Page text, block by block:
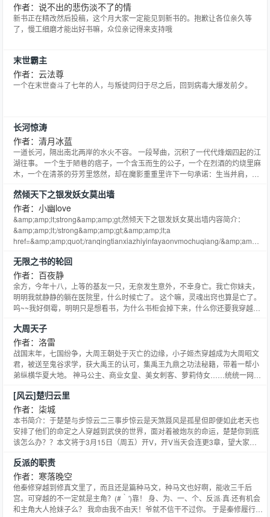
作者：说不出的悲伤淡不了的情
新书正在精改然后投稿，这个月大家一定能见到新书的。抱歉让各位亲久等
了，慢工细磨才能出好书嘛，众位亲记得来支持哦
末世霸主
作者：云法尊
一个在末世奋斗了七年的人，与叛徒同归于尽之后，回到病毒大爆发前夕。
长河惊涛
作者：清月冰蓝
一道长河，隔出南北两岸的水火不容。 一段琴曲，沉积了一代代烽烟四起的江
湖往事。 一个生于陋巷的痞子，一个含玉而生的公子，一个在烈酒的灼烧里麻
木，一个在清茶的芬芳里悠然，却在魔影重重里许下一句承诺：生当并肩，死
受刀光剑影的砥砺。 血光映月，传说迷离，黑石崖下千帆竞渡，熟悉的归舟又
在何处？ =====================
然倾天下之银发妖女莫出墙
作者：小幽love
&amp;amp;lt;strong&amp;amp;gt;然倾天下之银发妖女莫出墙内容简介：
&amp;amp;lt;/strong&amp;amp;gt;&amp;amp;lt;a
href=&amp;amp;quot;/ranqingtianxiazhiyinfayaonvmochuqiang/
无限之书的轮回
作者：百夜静
余方，今年十八，上等的基友一只，无奈发生意外，不幸身亡。我亡你妹夫，
明明我就静静的躺在医院里，什么时候亡了。 这个嘛，灵魂出窍也算是亡了。
呜~~我好倒霉，明明只是想看书，为什么书柜会掉下来，什么你还要我穿越，
就是一本二货穿越书的故事，让二货把故事都改得面目全非吧。
—————————————————————————————————
大周天子
作者：洛雷
战国末年，七国纷争，大周王朝处于灭亡的边缘，小子姬杰穿越成为大周昭文
君，被送至鬼谷求学，获大禹王的认可，集禹王九鼎之功法秘籍，带着一帮小
弟纵横华夏大地。 神马公主、商业女皇、美女刺客、萝莉侍女……统统一网打
…………………………………………………………………………………………
洛雷2015玄幻新作《皇极圣尊》火热上线，书号1254975，已有完本作品五部
字数超千万，人品保证，请各位放心收藏，多
[风云]楚归云里
作者：柒城
本书简介：于楚楚与步惊云二三事步惊云是天煞聂风是孤星但即便如此老天也
安排了他们的命定之人穿越到武侠的世界，面对着被炮灰的命运，楚楚你到底
该怎么办？？本文将于3月15日（周五）开V，开V当天会连更3章，望大家能
反派的职责
作者：寒落晚空
他秦修穿越到修真文里了，而且还是篇种马文，种马文也好啊，能收三千后
宫。可穿越的不一定就是主角？(#‵′)靠！ 身、为、一、个、反派·真·还有机会
和主角大人抢妹子么？ 我命由我不由天！爷就不信干不过你。 于是秦修履行反